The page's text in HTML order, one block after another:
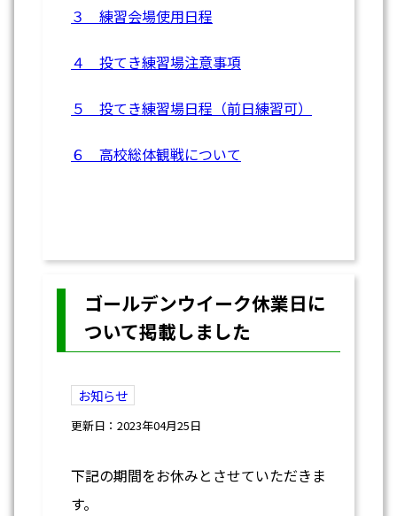
３ 練習会場使用日程
４ 投てき練習場注意事項
５ 投てき練習場日程（前日練習可）
６ 高校総体観戦について
ゴールデンウイーク休業日に
ついて掲載しました
お知らせ
更新日：2023年04月25日
下記の期間をお休みとさせていただきま
す。